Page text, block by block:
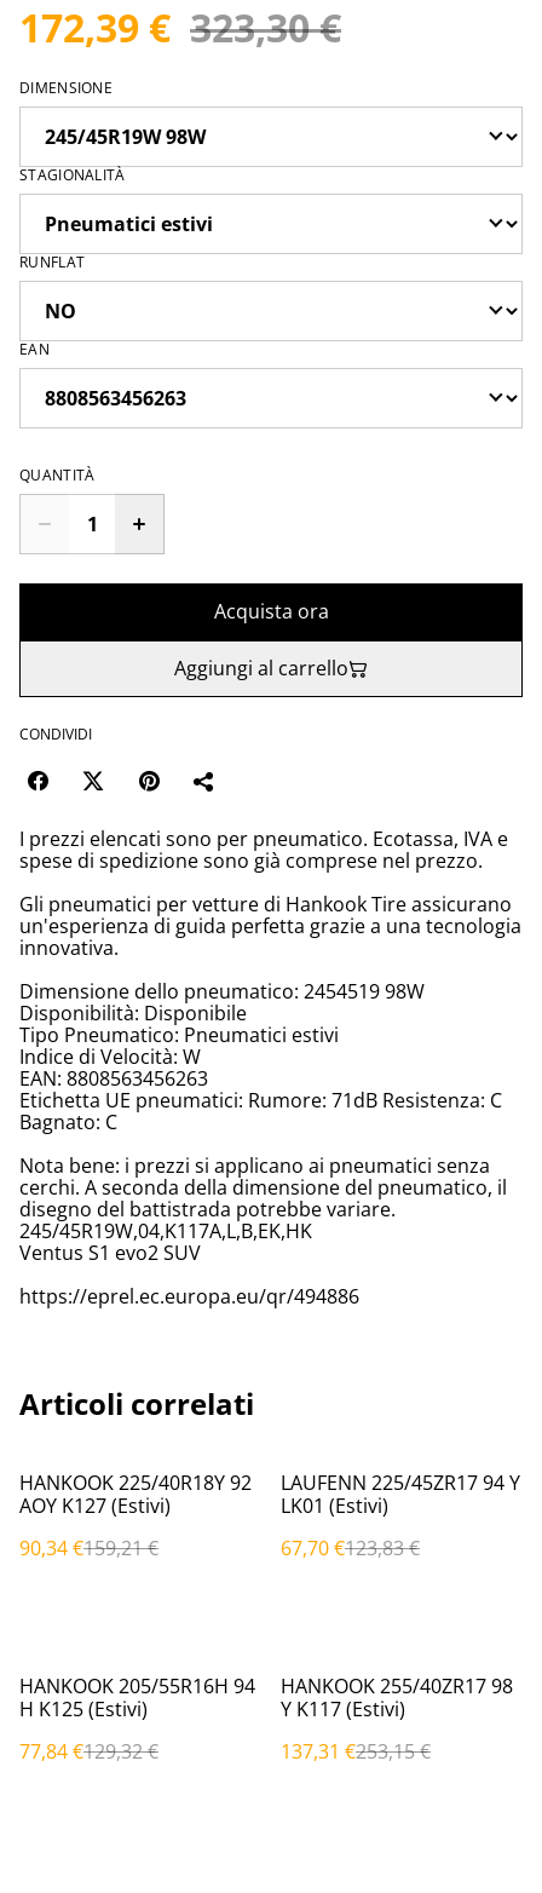
172,39 € 323,30 €
DIMENSIONE
STAGIONALITÀ
RUNFLAT
EAN
QUANTITÀ
Acquista ora
Aggiungi al carrello
CONDIVIDI
I prezzi elencati sono per pneumatico. Ecotassa, IVA e
spese di spedizione sono già comprese nel prezzo.
Gli pneumatici per vetture di Hankook Tire assicurano
un'esperienza di guida perfetta grazie a una tecnologia
innovativa.
Dimensione dello pneumatico: 2454519 98W
Disponibilità: Disponibile
Tipo Pneumatico: Pneumatici estivi
Indice di Velocità: W
EAN: 8808563456263
Etichetta UE pneumatici: Rumore: 71dB Resistenza: C
Bagnato: C
Nota bene: i prezzi si applicano ai pneumatici senza
cerchi. A seconda della dimensione del pneumatico, il
disegno del battistrada potrebbe variare.
245/45R19W,04,K117A,L,B,EK,HK
Ventus S1 evo2 SUV
https://eprel.ec.europa.eu/qr/494886
Articoli correlati
%
HANKOOK 225/40R18Y 92
AOY K127 (Estivi)
90,34 €159,21 €
%
LAUFENN 225/45ZR17 94 Y
LK01 (Estivi)
67,70 €123,83 €
%
HANKOOK 205/55R16H 94
H K125 (Estivi)
77,84 €129,32 €
%
HANKOOK 255/40ZR17 98
Y K117 (Estivi)
137,31 €253,15 €